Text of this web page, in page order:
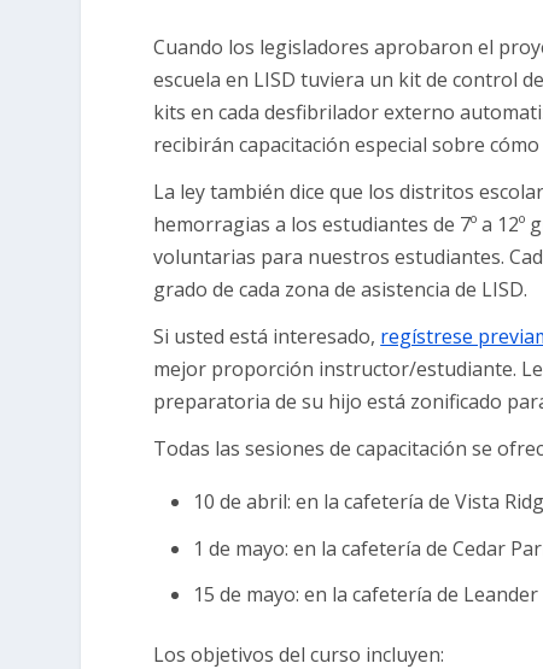
Cuando los legisladores aprobaron el
escuela en LISD tuviera un kit de control
kits en cada desfibrilador externo
recibirán capacitación especial sobre
La ley también dice que los distritos
hemorragias a los estudiantes de 7º a
voluntarias para nuestros estudiantes.
grado de cada zona de asistencia de LISD.
Si usted está interesado, regístrese
mejor proporción instructor/estudiante. Le
preparatoria de su hijo está zonificado
Todas las sesiones de capacitación se
10 de abril: en la cafetería de Vista
1 de mayo: en la cafetería de Cedar
15 de mayo: en la cafetería de
Los objetivos del curso incluyen: